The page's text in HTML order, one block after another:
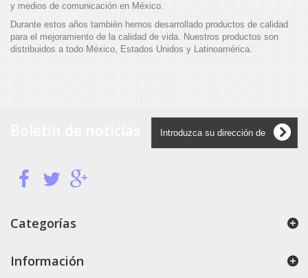
y medios de comunicación en México.
Durante estos años también hemos desarrollado productos de calidad
para el mejoramiento de la calidad de vida. Nuestros productos son
distribuidos a todo México, Estados Unidos y Latinoamérica.
Categorías
Información